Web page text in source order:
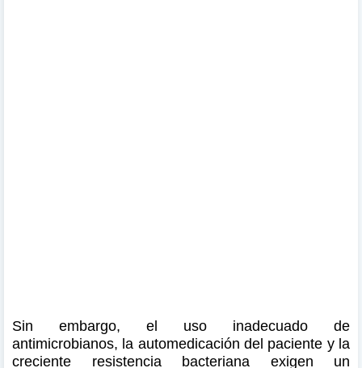
Sin embargo, el uso inadecuado de
antimicrobianos, la automedicación del paciente y la
creciente resistencia bacteriana exigen un